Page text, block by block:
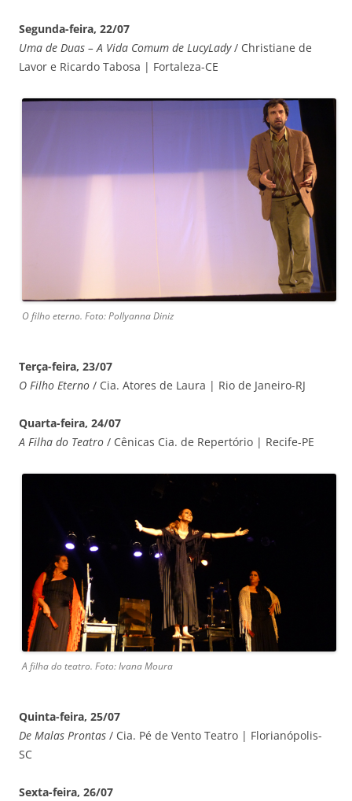
Segunda-feira, 22/07
Uma de Duas – A Vida Comum de LucyLady/ Christiane de
Lavor e Ricardo Tabosa | Fortaleza-CE
O filho eterno. Foto: Pollyanna Diniz
Terça-feira, 23/07
O Filho Eterno / Cia. Atores de Laura | Rio de Janeiro-RJ
Quarta-feira, 24/07
A Filha do Teatro / Cênicas Cia. de Repertório | Recife-PE
A filha do teatro. Foto: Ivana Moura
Quinta-feira, 25/07
De Malas Prontas / Cia. Pé de Vento Teatro | Florianópolis-
SC
Sexta-feira, 26/07